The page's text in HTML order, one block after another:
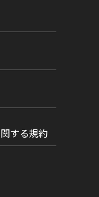
する規約